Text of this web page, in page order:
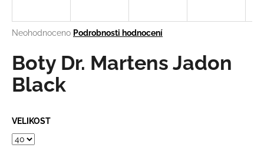
Průměrné
produktu
je
0,0
Neohodnoceno Podrobnosti hodnocení
Boty Dr. Martens Jadon
Black
VELIKOST
j
t
?